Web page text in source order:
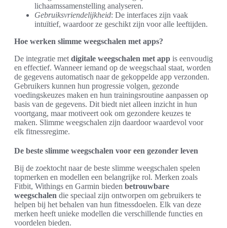
lichaamssamenstelling analyseren.
Gebruiksvriendelijkheid: De interfaces zijn vaak
intuïtief, waardoor ze geschikt zijn voor alle leeftijden.
Hoe werken slimme weegschalen met apps?
De integratie met digitale weegschalen met app is eenvoudig
en effectief. Wanneer iemand op de weegschaal staat, worden
de gegevens automatisch naar de gekoppelde app verzonden.
Gebruikers kunnen hun progressie volgen, gezonde
voedingskeuzes maken en hun trainingsroutine aanpassen op
basis van de gegevens. Dit biedt niet alleen inzicht in hun
voortgang, maar motiveert ook om gezondere keuzes te
maken. Slimme weegschalen zijn daardoor waardevol voor
elk fitnessregime.
De beste slimme weegschalen voor een gezonder leven
Bij de zoektocht naar de beste slimme weegschalen spelen
topmerken en modellen een belangrijke rol. Merken zoals
Fitbit, Withings en Garmin bieden betrouwbare
weegschalen die speciaal zijn ontworpen om gebruikers te
helpen bij het behalen van hun fitnessdoelen. Elk van deze
merken heeft unieke modellen die verschillende functies en
voordelen bieden.